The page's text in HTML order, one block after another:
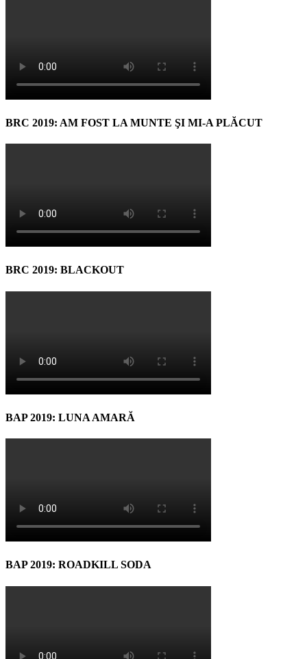
BRC 2019: AM FOST LA MUNTE ŞI MI-A PLĂCUT
BRC 2019: BLACKOUT
BAP 2019: LUNA AMARĂ
BAP 2019: ROADKILL SODA